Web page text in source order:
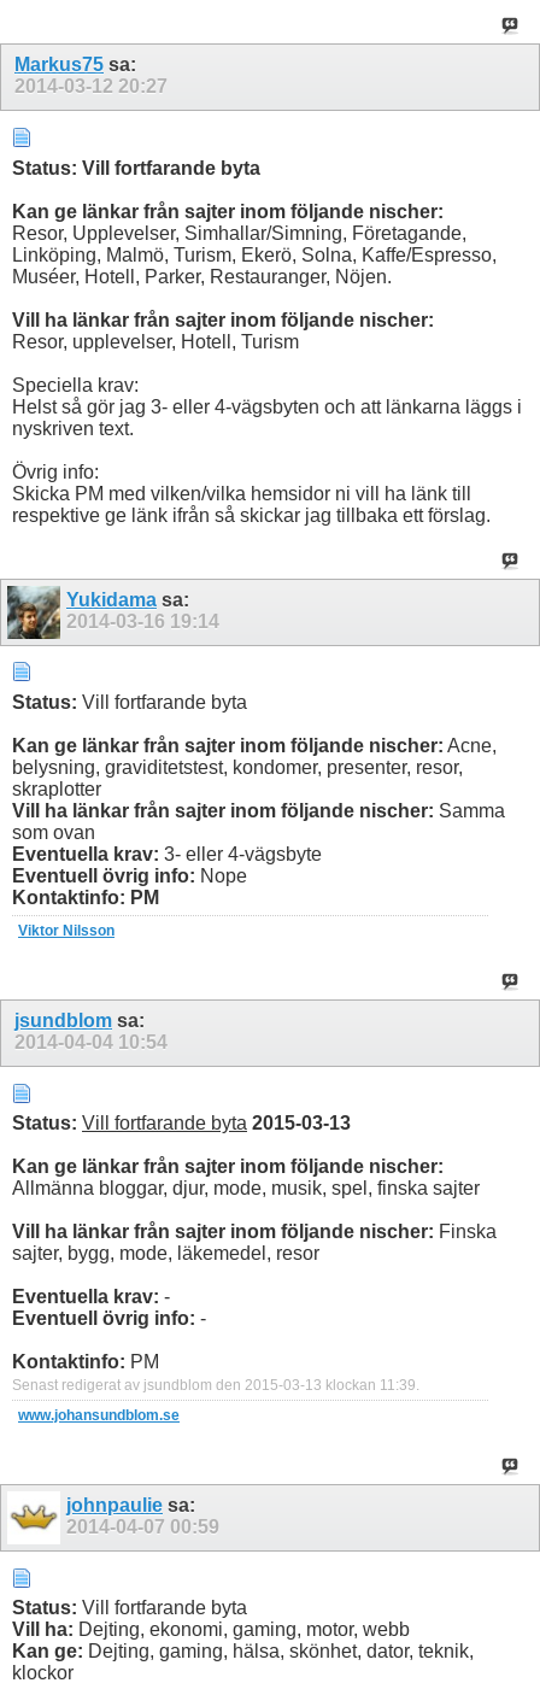
Markus75 sa:
2014-03-12 20:27
Status: Vill fortfarande byta
Kan ge länkar från sajter inom följande nischer:
Resor, Upplevelser, Simhallar/Simning, Företagande,
Linköping, Malmö, Turism, Ekerö, Solna, Kaffe/Espresso,
Muséer, Hotell, Parker, Restauranger, Nöjen.
Vill ha länkar från sajter inom följande nischer:
Resor, upplevelser, Hotell, Turism
Speciella krav:
Helst så gör jag 3- eller 4-vägsbyten och att länkarna läggs i
nyskriven text.
Övrig info:
Skicka PM med vilken/vilka hemsidor ni vill ha länk till
respektive ge länk ifrån så skickar jag tillbaka ett förslag.
Yukidama sa:
2014-03-16 19:14
Status: Vill fortfarande byta
Kan ge länkar från sajter inom följande nischer: Acne,
belysning, graviditetstest, kondomer, presenter, resor,
skraplotter
Vill ha länkar från sajter inom följande nischer: Samma
som ovan
Eventuella krav: 3- eller 4-vägsbyte
Eventuell övrig info: Nope
Kontaktinfo: PM
Viktor Nilsson
jsundblom sa:
2014-04-04 10:54
Status: Vill fortfarande byta 2015-03-13
Kan ge länkar från sajter inom följande nischer:
Allmänna bloggar, djur, mode, musik, spel, finska sajter
Vill ha länkar från sajter inom följande nischer: Finska
sajter, bygg, mode, läkemedel, resor
Eventuella krav: -
Eventuell övrig info: -
Kontaktinfo: PM
Senast redigerat av jsundblom den 2015-03-13 klockan 11:39.
www.johansundblom.se
johnpaulie sa:
2014-04-07 00:59
Status: Vill fortfarande byta
Vill ha: Dejting, ekonomi, gaming, motor, webb
Kan ge: Dejting, gaming, hälsa, skönhet, dator, teknik,
klockor